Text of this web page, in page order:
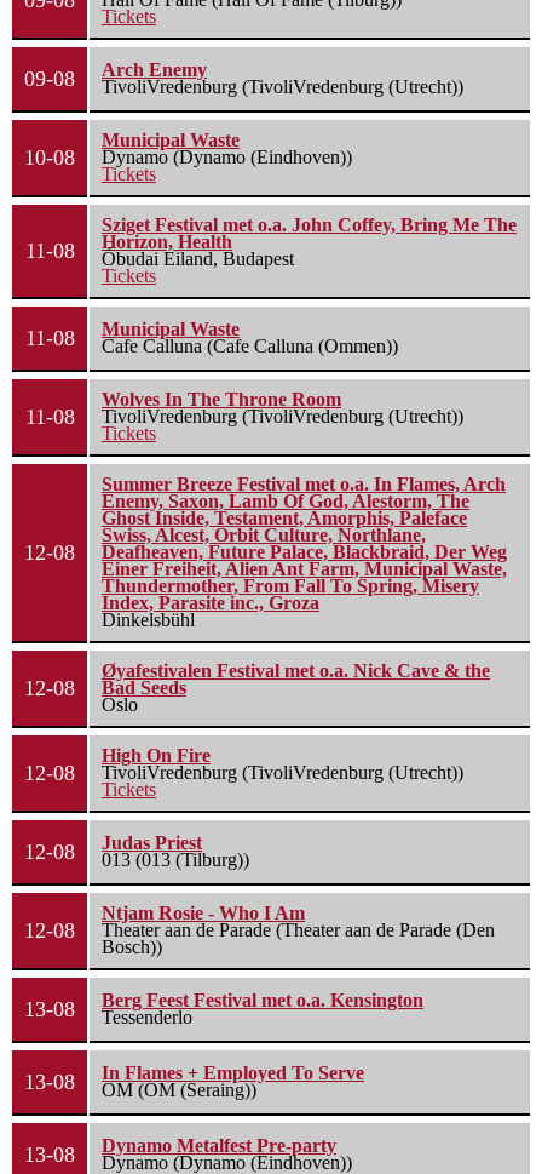
Tickets
09-08
Arch Enemy
TivoliVredenburg (TivoliVredenburg (Utrecht))
10-08
Municipal Waste
Dynamo (Dynamo (Eindhoven))
Tickets
11-08
Sziget Festival met o.a. John Coffey, Bring Me The
Horizon, Health
Óbudai Eiland, Budapest
Tickets
11-08
Municipal Waste
Cafe Calluna (Cafe Calluna (Ommen))
11-08
Wolves In The Throne Room
TivoliVredenburg (TivoliVredenburg (Utrecht))
Tickets
12-08
Summer Breeze Festival met o.a. In Flames, Arch
Enemy, Saxon, Lamb Of God, Alestorm, The
Ghost Inside, Testament, Amorphis, Paleface
Swiss, Alcest, Orbit Culture, Northlane,
Deafheaven, Future Palace, Blackbraid, Der Weg
Einer Freiheit, Alien Ant Farm, Municipal Waste,
Thundermother, From Fall To Spring, Misery
Index, Parasite inc., Groza
Dinkelsbühl
12-08
Øyafestivalen Festival met o.a. Nick Cave & the
Bad Seeds
Oslo
12-08
High On Fire
TivoliVredenburg (TivoliVredenburg (Utrecht))
Tickets
12-08
Judas Priest
013 (013 (Tilburg))
12-08
Ntjam Rosie - Who I Am
Theater aan de Parade (Theater aan de Parade (Den
Bosch))
13-08
Berg Feest Festival met o.a. Kensington
Tessenderlo
13-08
In Flames + Employed To Serve
OM (OM (Seraing))
13-08
Dynamo Metalfest Pre-party
Dynamo (Dynamo (Eindhoven))